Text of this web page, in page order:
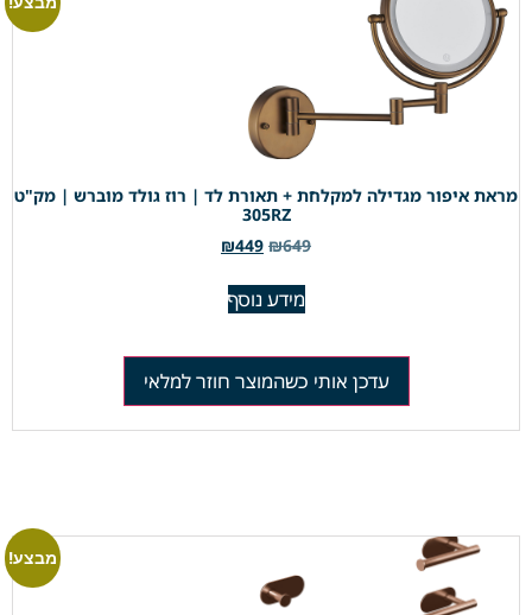
מראת איפור מגדילה למקלחת + תאורת לד | רוז גולד מוברש | מק"ט
305RZ
₪649
₪449
מידע נוסף
עדכן אותי כשהמוצר חוזר למלאי
מבצע!